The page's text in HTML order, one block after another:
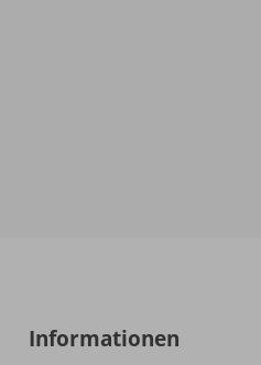
Informationen